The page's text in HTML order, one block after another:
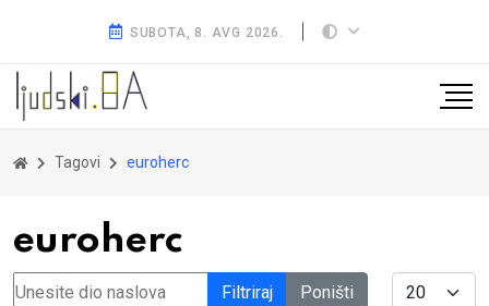
SUBOTA, 8. AVG 2026.
Tagovi euroherc
euroherc
Unesite dio naslova Filtriraj Poništi Display #